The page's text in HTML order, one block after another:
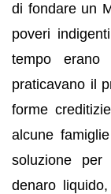
di fondare un
poveri
tempo
praticavano il
forme
alcune
soluzione per
denaro